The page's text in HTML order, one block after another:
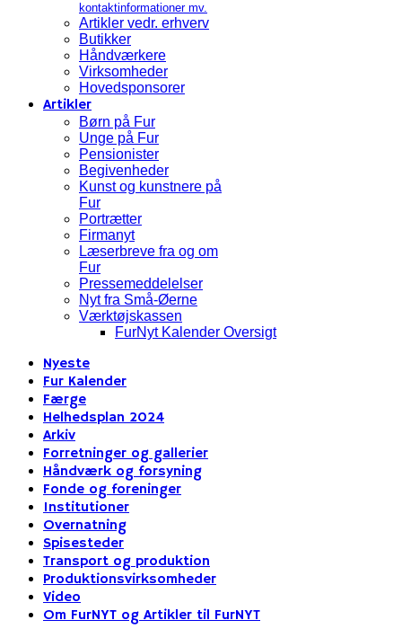
kontaktinformationer mv.
Artikler vedr. erhverv
Butikker
Håndværkere
Virksomheder
Hovedsponsorer
Artikler
Børn på Fur
Unge på Fur
Pensionister
Begivenheder
Kunst og kunstnere på
Fur
Portrætter
Firmanyt
Læserbreve fra og om
Fur
Pressemeddelelser
Nyt fra Små-Øerne
Værktøjskassen
FurNyt Kalender Oversigt
Nyeste
Fur Kalender
Færge
Helhedsplan 2024
Arkiv
Forretninger og gallerier
Håndværk og forsyning
Fonde og foreninger
Institutioner
Overnatning
Spisesteder
Transport og produktion
Produktionsvirksomheder
Video
Om FurNYT og Artikler til FurNYT